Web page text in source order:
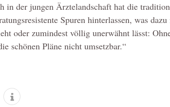
in der jungen Ärztelandschaft hat die
Spuren hinterlassen, was
oder zumindest völlig unerwähnt lässt:
schönen Pläne nicht umsetzbar.“